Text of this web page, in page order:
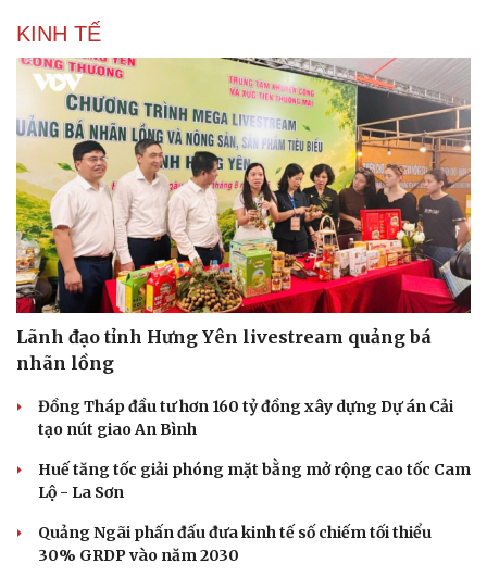
Pháp luật
Tin nóng
Tư vấn luật
Quân sự - Quốc phòng
Vũ khí
Việt Nam
Phân tích
KINH TẾ
Lãnh đạo tỉnh Hưng Yên livestream quảng bá
nhãn lồng
Đồng Tháp đầu tư hơn 160 tỷ đồng xây dựng Dự án Cải
tạo nút giao An Bình
Huế tăng tốc giải phóng mặt bằng mở rộng cao tốc Cam
Lộ - La Sơn
Quảng Ngãi phấn đấu đưa kinh tế số chiếm tối thiểu
30% GRDP vào năm 2030